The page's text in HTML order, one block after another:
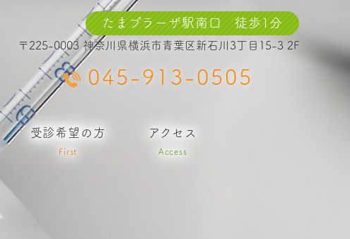
たまプラーザ駅南口 徒歩1分
〒225-0003 神奈川県横浜市青葉区新石川3丁目15-3 2F
045-913-0505
受診希望の方
First
アクセス
Access